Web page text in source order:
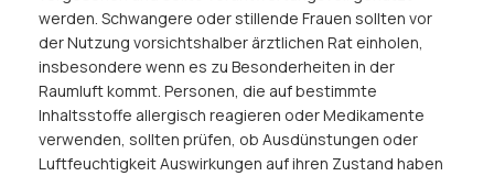
werden. Schwangere oder stillende Frauen sollten vor
der Nutzung vorsichtshalber ärztlichen Rat einholen,
insbesondere wenn es zu Besonderheiten in der
Raumluft kommt. Personen, die auf bestimmte
Inhaltsstoffe allergisch reagieren oder Medikamente
verwenden, sollten prüfen, ob Ausdünstungen oder
Luftfeuchtigkeit Auswirkungen auf ihren Zustand haben